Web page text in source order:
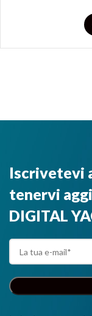
Iscrivetevi
tenervi
DIGITAL